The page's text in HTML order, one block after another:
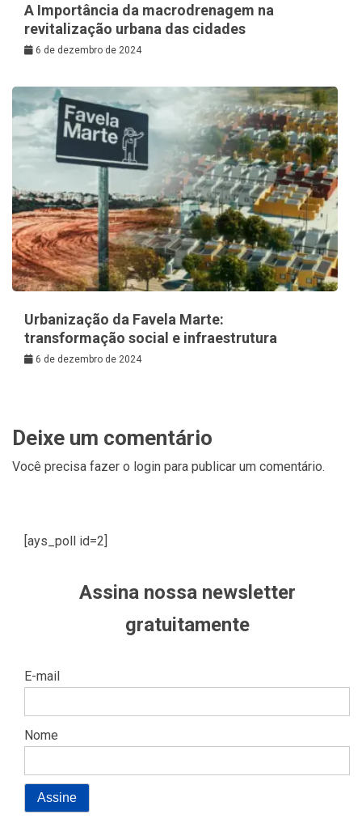
A Importância da macrodrenagem na
revitalização urbana das cidades
6 de dezembro de 2024
Urbanização da Favela Marte:
transformação social e infraestrutura
6 de dezembro de 2024
Deixe um comentário
Você precisa fazer o login para publicar um comentário.
[ays_poll id=2]
Assina nossa newsletter
gratuitamente
E-mail
Nome